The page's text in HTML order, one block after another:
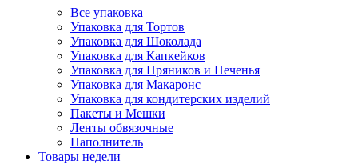
Все упаковка
Упаковка для Тортов
Упаковка для Шоколада
Упаковка для Капкейков
Упаковка для Пряников и Печенья
Упаковка для Макаронс
Упаковка для кондитерских изделий
Пакеты и Мешки
Ленты обвязочные
Наполнитель
Товары недели